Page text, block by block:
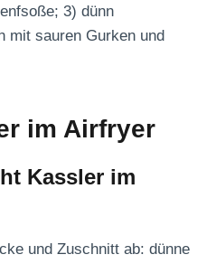
3) dünn
mit sauren Gurken und
im Airfryer
Kassler im
und Zuschnitt ab: dünne